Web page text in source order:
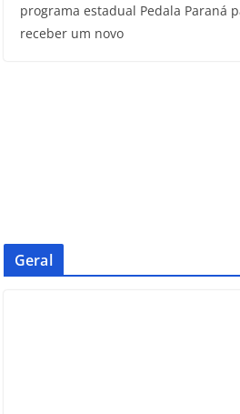
programa estadual Pedala Paraná
receber um novo
Geral